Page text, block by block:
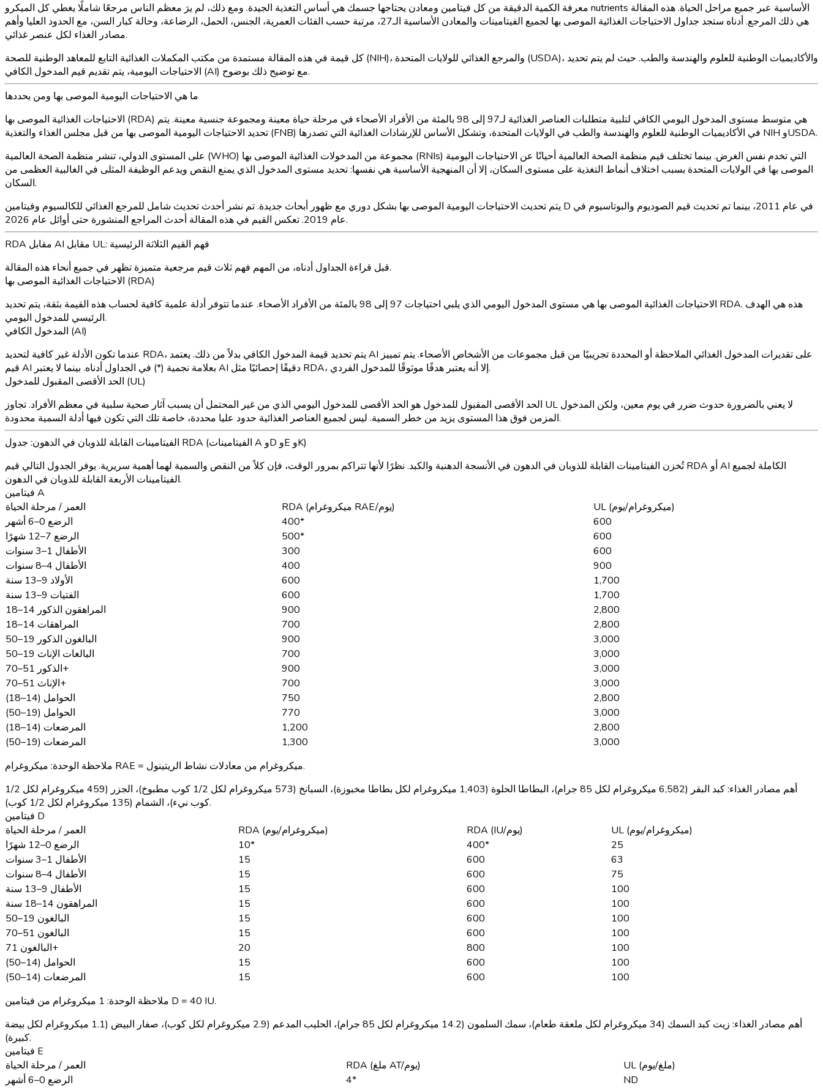
معرفة الكمية الدقيقة من كل فيتامين ومعادن يحتاجها جسمك هي أساس التغذية الجيدة. ومع ذلك، لم يرَ معظم الناس مرجعًا شاملًا يغطي كل الميكرو nutrients الأساسية عبر جميع مراحل الحياة. هذه المقالة
هي ذلك المرجع. أدناه ستجد جداول الاحتياجات الغذائية الموصى بها لجميع الفيتامينات والمعادن الأساسية الـ27، مرتبة حسب الفئات العمرية، الجنس، الحمل، الرضاعة، وحالة كبار السن، مع الحدود العليا وأهم
مصادر الغذاء لكل عنصر غذائي.
كل قيمة في هذه المقالة مستمدة من مكتب المكملات الغذائية التابع للمعاهد الوطنية للصحة (NIH)، والمرجع الغذائي للولايات المتحدة (USDA)، والأكاديميات الوطنية للعلوم والهندسة والطب. حيث لم يتم تحديد
الاحتياجات اليومية، يتم تقديم قيم المدخول الكافي (AI) مع توضيح ذلك بوضوح.
ما هي الاحتياجات اليومية الموصى بها ومن يحددها
الاحتياجات الغذائية الموصى بها (RDA) هي متوسط مستوى المدخول اليومي الكافي لتلبية متطلبات العناصر الغذائية لـ97 إلى 98 بالمئة من الأفراد الأصحاء في مرحلة حياة معينة ومجموعة جنسية معينة. يتم
تحديد الاحتياجات اليومية الموصى بها من قبل مجلس الغذاء والتغذية (FNB) في الأكاديميات الوطنية للعلوم والهندسة والطب في الولايات المتحدة، وتشكل الأساس للإرشادات الغذائية التي تصدرها NIH وUSDA.
على المستوى الدولي، تنشر منظمة الصحة العالمية (WHO) مجموعة من المدخولات الغذائية الموصى بها (RNIs) التي تخدم نفس الغرض. بينما تختلف قيم منظمة الصحة العالمية أحيانًا عن الاحتياجات اليومية
الموصى بها في الولايات المتحدة بسبب اختلاف أنماط التغذية على مستوى السكان، إلا أن المنهجية الأساسية هي نفسها: تحديد مستوى المدخول الذي يمنع النقص ويدعم الوظيفة المثلى في الغالبية العظمى من
السكان.
يتم تحديث الاحتياجات اليومية الموصى بها بشكل دوري مع ظهور أبحاث جديدة. تم نشر أحدث تحديث شامل للمرجع الغذائي للكالسيوم وفيتامين D في عام 2011، بينما تم تحديث قيم الصوديوم والبوتاسيوم في
عام 2019. تعكس القيم في هذه المقالة أحدث المراجع المنشورة حتى أوائل عام 2026.
RDA مقابل AI مقابل UL: فهم القيم الثلاثة الرئيسية
قبل قراءة الجداول أدناه، من المهم فهم ثلاث قيم مرجعية متميزة تظهر في جميع أنحاء هذه المقالة.
الاحتياجات الغذائية الموصى بها (RDA)
الاحتياجات الغذائية الموصى بها هي مستوى المدخول اليومي الذي يلبي احتياجات 97 إلى 98 بالمئة من الأفراد الأصحاء. عندما تتوفر أدلة علمية كافية لحساب هذه القيمة بثقة، يتم تحديد RDA. هذه هي الهدف
الرئيسي للمدخول اليومي.
المدخول الكافي (AI)
عندما تكون الأدلة غير كافية لتحديد RDA، يتم تحديد قيمة المدخول الكافي بدلاً من ذلك. يعتمد AI على تقديرات المدخول الغذائي الملاحظة أو المحددة تجريبيًا من قبل مجموعات من الأشخاص الأصحاء. يتم تمييز
قيم AI بعلامة نجمية (*) في الجداول أدناه. بينما لا يعتبر AI دقيقًا إحصائيًا مثل RDA، إلا أنه يعتبر هدفًا موثوقًا للمدخول الفردي.
الحد الأقصى المقبول للمدخول (UL)
الحد الأقصى المقبول للمدخول هو الحد الأقصى للمدخول اليومي الذي من غير المحتمل أن يسبب آثار صحية سلبية في معظم الأفراد. تجاوز UL لا يعني بالضرورة حدوث ضرر في يوم معين، ولكن المدخول
المزمن فوق هذا المستوى يزيد من خطر السمية. ليس لجميع العناصر الغذائية حدود عليا محددة، خاصة تلك التي تكون فيها أدلة السمية محدودة.
الفيتامينات القابلة للذوبان في الدهون: جدول RDA (الفيتامينات A وD وE وK)
تُخزن الفيتامينات القابلة للذوبان في الدهون في الأنسجة الدهنية والكبد. نظرًا لأنها تتراكم بمرور الوقت، فإن كلاً من النقص والسمية لهما أهمية سريرية. يوفر الجدول التالي قيم RDA أو AI الكاملة لجميع
الفيتامينات الأربعة القابلة للذوبان في الدهون.
فيتامين A
العمر / مرحلة الحياة
RDA (ميكروغرام RAE/يوم)
UL (ميكروغرام/يوم)
الرضع 0–6 أشهر
400*
600
الرضع 7–12 شهرًا
500*
600
الأطفال 1–3 سنوات
300
600
الأطفال 4–8 سنوات
400
900
الأولاد 9–13 سنة
600
1,700
الفتيات 9–13 سنة
600
1,700
المراهقون الذكور 14–18
900
2,800
المراهقات 14–18
700
2,800
البالغون الذكور 19–50
900
3,000
البالغات الإناث 19–50
700
3,000
الذكور 51–70+
900
3,000
الإناث 51–70+
700
3,000
الحوامل (14–18)
750
2,800
الحوامل (19–50)
770
3,000
المرضعات (14–18)
1,200
2,800
المرضعات (19–50)
1,300
3,000
ملاحظة الوحدة:
ميكروغرام RAE = ميكروغرام من معادلات نشاط الريتينول.
أهم مصادر الغذاء:
كبد البقر (6,582 ميكروغرام لكل 85 جرام)، البطاطا الحلوة (1,403 ميكروغرام لكل بطاطا مخبوزة)، السبانخ (573 ميكروغرام لكل 1/2 كوب مطبوخ)، الجزر (459 ميكروغرام لكل 1/2
كوب نيء)، الشمام (135 ميكروغرام لكل 1/2 كوب).
فيتامين D
العمر / مرحلة الحياة
RDA (ميكروغرام/يوم) RDA (IU/يوم)
UL (ميكروغرام/يوم)
الرضع 0–12 شهرًا
10* 400*
25
الأطفال 1–3 سنوات
15 600
63
الأطفال 4–8 سنوات
15 600
75
الأطفال 9–13 سنة
15 600
100
المراهقون 14–18 سنة
15 600
100
البالغون 19–50
15 600
100
البالغون 51–70
15 600
100
البالغون 71+
20 800
100
الحوامل (14–50)
15 600
100
المرضعات (14–50)
15 600
100
ملاحظة الوحدة: 1 ميكروغرام من فيتامين D = 40 IU.
أهم مصادر الغذاء:
زيت كبد السمك (34 ميكروغرام لكل ملعقة طعام)، سمك السلمون (14.2 ميكروغرام لكل 85 جرام)، الحليب المدعم (2.9 ميكروغرام لكل كوب)، صفار البيض (1.1 ميكروغرام لكل بيضة
كبيرة).
فيتامين E
العمر / مرحلة الحياة
RDA (ملغ AT/يوم)
UL (ملغ/يوم)
الرضع 0–6 أشهر
4*
ND